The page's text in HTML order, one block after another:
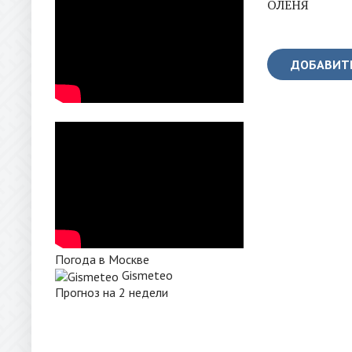
Погода в Москве
Gismeteo
Прогноз на 2 недели
ОЛЕНЯ